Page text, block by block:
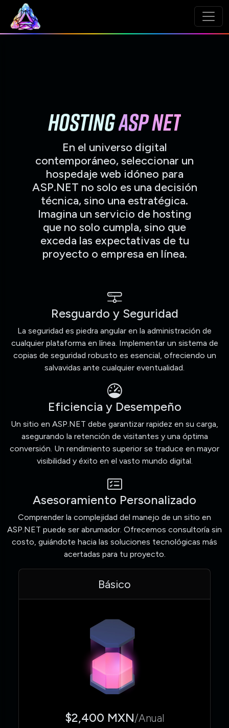
HOSTINGASP NET
En el universo digital
contemporáneo, seleccionar un
hospedaje web idóneo para
ASP.NET no solo es una decisión
técnica, sino una estratégica.
Imagina un servicio de hosting
que no solo cumpla, sino que
exceda las expectativas de tu
proyecto o empresa en línea.
Resguardo y Seguridad
La seguridad es piedra angular en la administración de
cualquier plataforma en línea. Implementar un sistema de
copias de seguridad robusto es esencial, ofreciendo un
salvavidas ante cualquier eventualidad.
Eficiencia y Desempeño
Un sitio en ASP.NET debe garantizar rapidez en su carga,
asegurando la retención de visitantes y una óptima
conversión. Un rendimiento superior se traduce en mayor
visibilidad y éxito en el vasto mundo digital.
Asesoramiento Personalizado
Comprender la complejidad del manejo de un sitio en
ASP.NET puede ser abrumador. Ofrecemos consultoría sin
costo, guiándote hacia las soluciones tecnológicas más
acertadas para tu proyecto.
Básico
$2,400 MXN/Anual